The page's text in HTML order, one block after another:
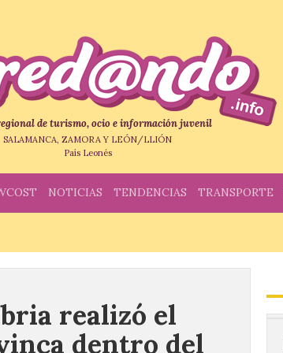
de turismo, ocio e información juvenil
SALAMANCA, ZAMORA Y LEÓN/LLIÓN
País Leonés
NOTICIAS TENDENCIAS TRANSPORTE
realizó el
dentro del